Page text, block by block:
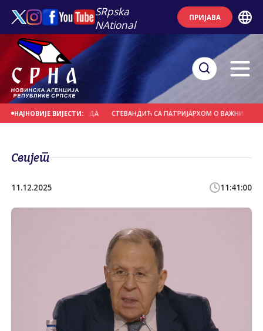
SRpska
NAtional
ПРИЈАВА
НАЈНОВИЈЕ ВИЈЕСТИ:
НА ПОДРУЧЈУ ГРАДА СТЕВАНДИЋ СА ПАТРИЈАРХОМ О ВАЖНИМ
Свијет
11.12.2025 11:41:00